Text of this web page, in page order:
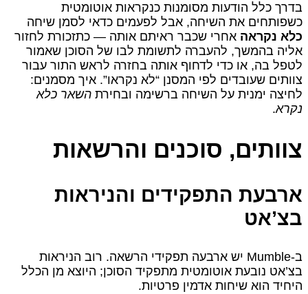
בדרך כלל הודעות מסומנות כנקראות אוטומטית
כשפותחים את השיחה, אבל לפעמים כדאי לסמן שיחה
כלא נקראה אחרי שכבר ראיתם אותה — כתזכורת לחזור
אליה בהמשך, להעברה לתשומת לבו של הסוכן שאמור
לטפל בה, או כדי לדחוף אותה בחזרה לראש התור עבור
צוותים שעובדים לפי המסנן “לא נקראו”. איך מסמנים:
לחיצה ימנית על השיחה ברשימה ובחירת השאר כלא
נקרא.
צוותים, סוכנים והרשאות
ארבעת התפקידים והניראות
בצ’אט
ב-Mumble יש ארבעה תפקידי הרשאה. רוב הניראות
בצ’אט נובעת אוטומטית מתפקיד הסוכן; היוצא מן הכלל
היחיד הוא שיחות אדמין פרטיות.